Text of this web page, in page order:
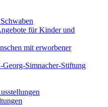
für Kinder und
mit erworbener
Georg-Simnacher-Stiftung